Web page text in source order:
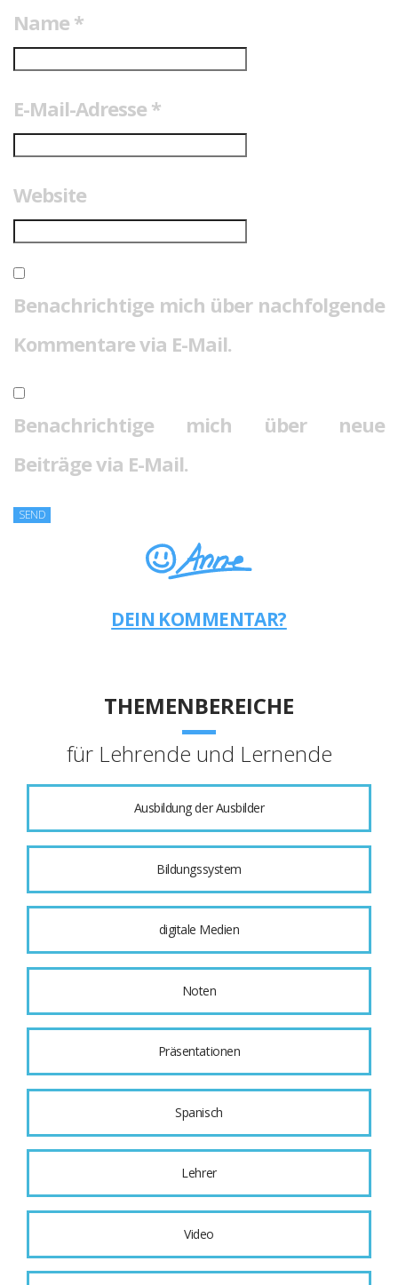
Name *
E-Mail-Adresse *
Website
Benachrichtige mich über nachfolgende
Kommentare via E-Mail.
Benachrichtige mich über neue
Beiträge via E-Mail.
DEIN KOMMENTAR?
THEMENBEREICHE
für Lehrende und Lernende
Ausbildung der Ausbilder
Bildungssystem
digitale Medien
Noten
Präsentationen
Spanisch
Lehrer
Video